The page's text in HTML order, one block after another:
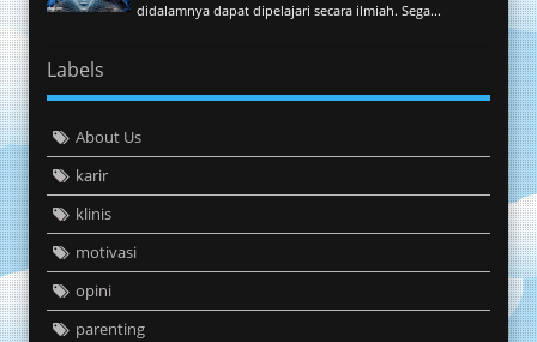
didalamnya dapat dipelajari secara ilmiah. Sega...
Labels
About Us
karir
klinis
motivasi
opini
parenting